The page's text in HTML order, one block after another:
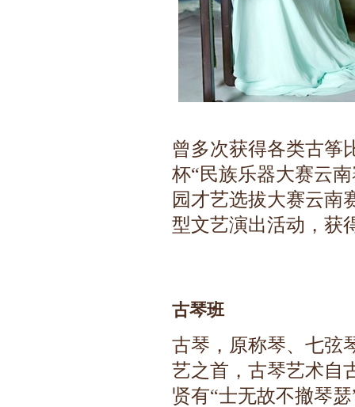
曾多次获得各类古筝
杯“民族乐器大赛云
园才艺选拔大赛云南
型文艺演出活动，获
古琴班
古琴，原称琴、七弦
艺之首，古琴艺术自
贤有“士无故不撤琴